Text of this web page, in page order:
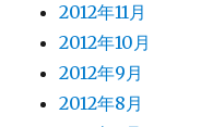
2012年11月
2012年10月
2012年9月
2012年8月